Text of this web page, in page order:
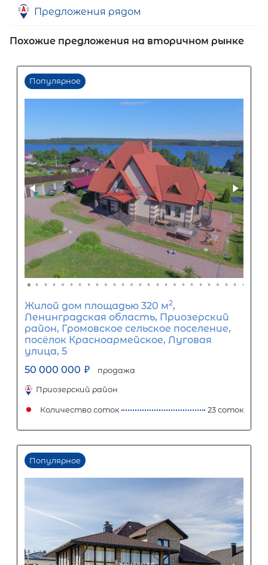
Первый взнос
60%
0 10 20 30 40 50 60 70 80
Срок кредита
15 лет
1 10 15 20 25
Процентная
ставка
12%
1
Ежемесячный платеж
Размер кредита
19 200 000
230 894
48 000 000
Задать вопрос Отправить заявку
Предложения рядом
Похожие предложения на вторичном рынке